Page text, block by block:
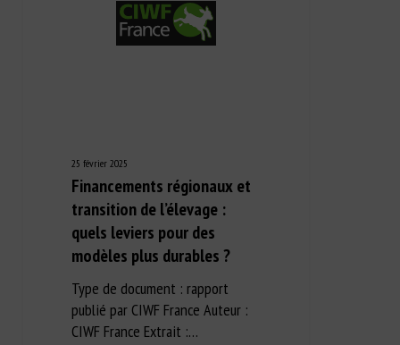
25 février 2025
Financements régionaux et
transition de l’élevage :
quels leviers pour des
modèles plus durables ?
Type de document : rapport
publié par CIWF France Auteur :
CIWF France Extrait :…